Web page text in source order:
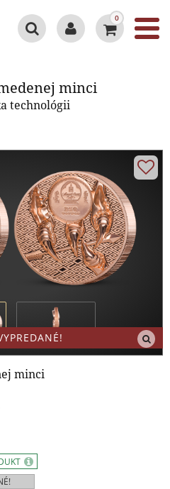
0
minci
technológii
minci
medenej minci